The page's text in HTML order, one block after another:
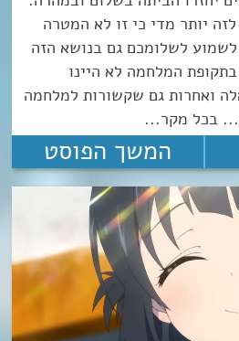
יותר מדי כי זו לא המטרה
לשלומכם גם בנושא הזה
המלחמה לא היינו
ואחרות גם שקשורות למלחמה
בכל מקר...
המשך הפוסט